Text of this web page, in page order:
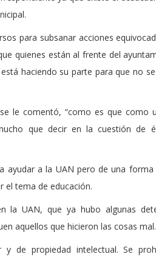
para subsanar acciones
quienes están al frente del
haciendo su parte para que no
le comentó, “como es que como
que decir en la cuestión de
ayudar a la UAN pero de una forma
el tema de educación.
la UAN, que ya hubo algunas
aquellos que hicieron las cosas mal.
de propiedad intelectual. Se